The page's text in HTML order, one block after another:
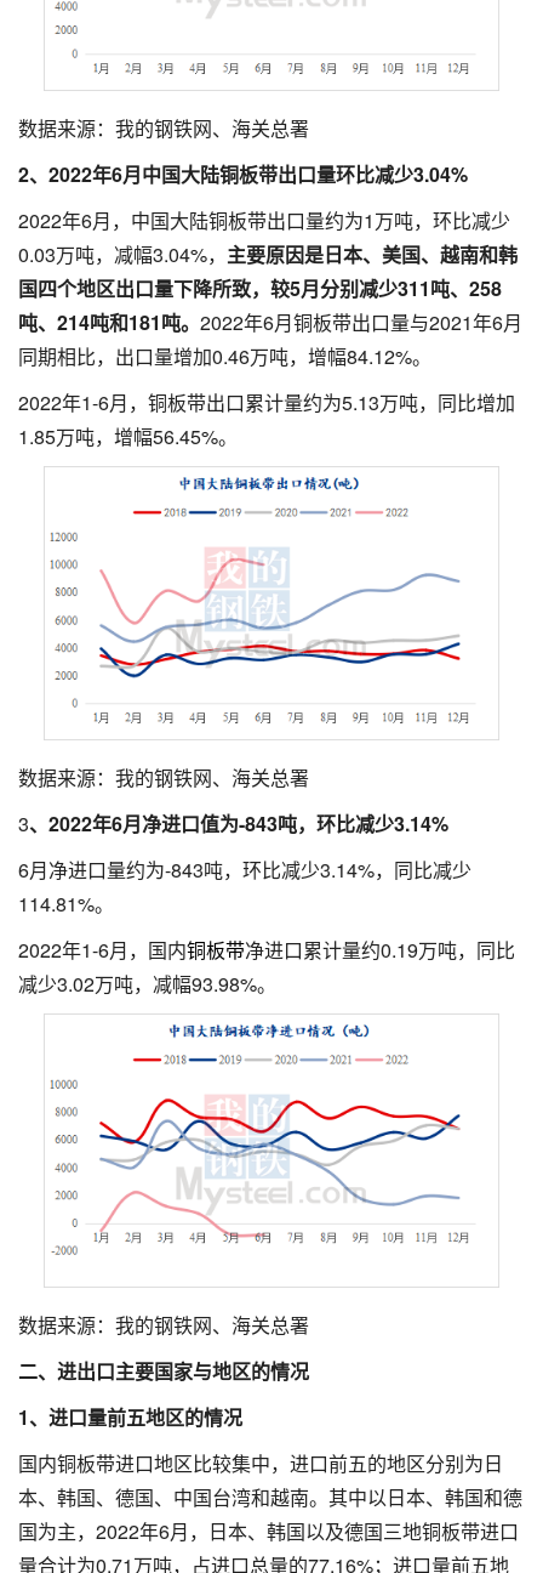
数据来源：我的钢铁网、海关总署
2、2022年6月中国大陆铜板带出口量环比减少3.04%
2022年6月，中国大陆铜板带出口量约为1万吨，环比减少
0.03万吨，减幅3.04%， 主要原因是日本、美国、越南和韩
国四个地区出口量下降所致，较5月分别减少311吨、 258
吨、 214吨和181吨。 2022年6月铜板带出口量与2021年6月
同期相比，出口量增加0.46万吨，增幅84.12%。
2022年1-6月，铜板带出口累计量约为5.13万吨，同比增加
1.85万吨，增幅56.45%。
数据来源：我的钢铁网、海关总署
3、2022年6月净进口值为-843吨，环比减少3.14%
6月净进口量约为-843吨，环比减少3.14%，同比减少
114.81%。
2022年1-6月，国内铜板带净进口累计量约0.19万吨，同比
减少3.02万吨，减幅93.98%。
数据来源：我的钢铁网、海关总署
二、进出口主要国家与地区的情况
1、进口量前五地区的情况
国内铜板带进口地区比较集中，进口前五的地区分别为日
本、韩国、德国、中国台湾和越南。其中以日本、韩国和德
国为主，2022年6月，日本、韩国以及德国三地铜板带进口
量合计为0.71万吨，占进口总量的77.16%；进口量前五地